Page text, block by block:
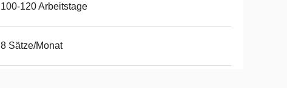
100-120 Arbeitstage
8 Sätze/Monat